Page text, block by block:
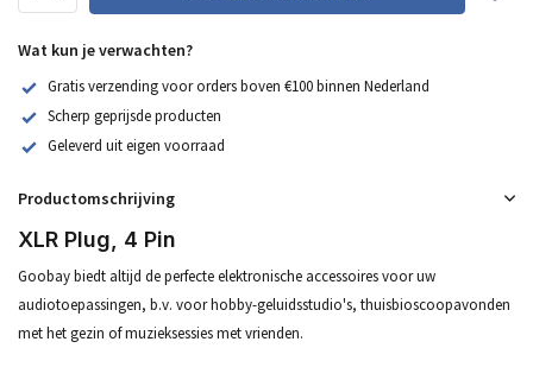
Wat kun je verwachten?
Gratis verzending voor orders boven €100 binnen Nederland
Scherp geprijsde producten
Geleverd uit eigen voorraad
Productomschrijving
XLR Plug, 4 Pin
Goobay biedt altijd de perfecte elektronische accessoires voor uw
audiotoepassingen, b.v. voor hobby-geluidsstudio's, thuisbioscoopavonden
met het gezin of muzieksessies met vrienden.